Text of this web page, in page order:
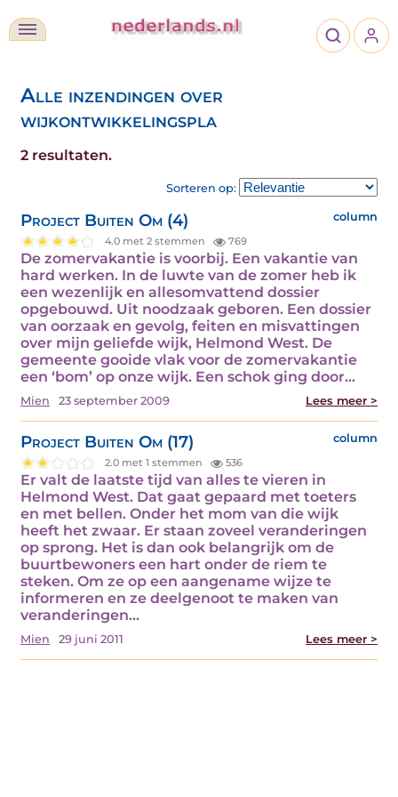
Alle inzendingen over
wijkontwikkelingspla
2 resultaten.
Sorteren op:
Project Buiten Om (4) column
4.0 met 2 stemmen 769
De zomervakantie is voorbij. Een vakantie van
hard werken. In de luwte van de zomer heb ik
een wezenlijk en allesomvattend dossier
opgebouwd. Uit noodzaak geboren. Een dossier
van oorzaak en gevolg, feiten en misvattingen
over mijn geliefde wijk, Helmond West. De
gemeente gooide vlak voor de zomervakantie
een ‘bom’ op onze wijk. Een schok ging door…
Mien 23 september 2009 Lees meer >
Project Buiten Om (17) column
2.0 met 1 stemmen 536
Er valt de laatste tijd van alles te vieren in
Helmond West. Dat gaat gepaard met toeters
en met bellen. Onder het mom van die wijk
heeft het zwaar. Er staan zoveel veranderingen
op sprong. Het is dan ook belangrijk om de
buurtbewoners een hart onder de riem te
steken. Om ze op een aangename wijze te
informeren en ze deelgenoot te maken van
veranderingen…
Mien 29 juni 2011 Lees meer >